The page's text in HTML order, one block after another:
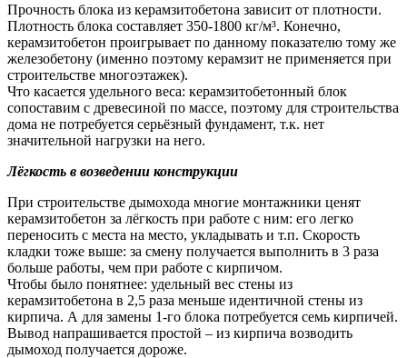
Прочность блока из керамзитобетона зависит от плотности.
Плотность блока составляет 350-1800 кг/м³. Конечно,
керамзитобетон проигрывает по данному показателю тому же
железобетону (именно поэтому керамзит не применяется при
строительстве многоэтажек).
Что касается удельного веса: керамзитобетонный блок
сопоставим с древесиной по массе, поэтому для строительства
дома не потребуется серьёзный фундамент, т.к. нет
значительной нагрузки на него.
Лёгкость в возведении конструкции
При строительстве дымохода многие монтажники ценят
керамзитобетон за лёгкость при работе с ним: его легко
переносить с места на место, укладывать и т.п. Скорость
кладки тоже выше: за смену получается выполнить в 3 раза
больше работы, чем при работе с кирпичом.
Чтобы было понятнее: удельный вес стены из
керамзитобетона в 2,5 раза меньше идентичной стены из
кирпича. А для замены 1-го блока потребуется семь кирпичей.
Вывод напрашивается простой – из кирпича возводить
дымоход получается дороже.